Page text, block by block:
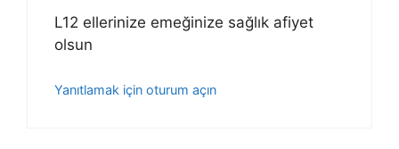
L12 ellerinize emeğinize sağlık afiyet
olsun
Yanıtlamak için oturum açın